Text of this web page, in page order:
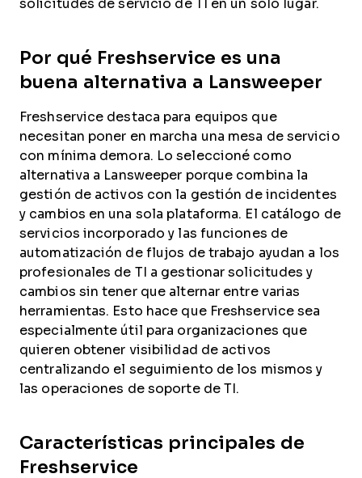
solicitudes de servicio de TI en un solo lugar.
Por qué Freshservice es una
buena alternativa a Lansweeper
Freshservice destaca para equipos que
necesitan poner en marcha una mesa de servicio
con mínima demora. Lo seleccioné como
alternativa a Lansweeper porque combina la
gestión de activos con la gestión de incidentes
y cambios en una sola plataforma. El catálogo de
servicios incorporado y las funciones de
automatización de flujos de trabajo ayudan a los
profesionales de TI a gestionar solicitudes y
cambios sin tener que alternar entre varias
herramientas. Esto hace que Freshservice sea
especialmente útil para organizaciones que
quieren obtener visibilidad de activos
centralizando el seguimiento de los mismos y
las operaciones de soporte de TI.
Características principales de
Freshservice